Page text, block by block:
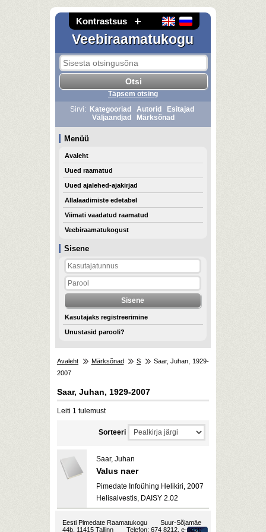
Kontrastsus
Veebiraamatukogu
Sisene
Kasutajaks registreerimine
Unustasid parooli?
Täpsem otsing
Sirvi:
Kategooriad Autorid
Esitajad
Väljaandjad
Märksõnad
Menüü
Avaleht
Uued raamatud
Uued ajalehed-ajakirjad
Allalaadimiste edetabel
Viimati vaadatud raamatud
Veebiraamatukogust
Avaleht Märksõnad S
Saar, Juhan, 1929-
2007
Saar, Juhan, 1929-2007
Leiti 1 tulemust
Sorteeri
Saar, Juhan
Valus naer
Pimedate Infoühing Helikiri, 2007
Helisalvestis, DAISY 2.02
Eesti Pimedate Raamatukogu
Suur-Sõjamäe
44b, 11415 Tallinn
Telefon: 674 8212, e-post: